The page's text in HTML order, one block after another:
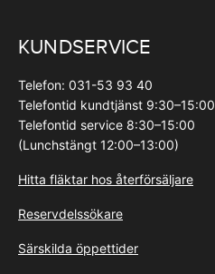
KUNDSERVICE
Telefon: 031-53 93 40
Telefontid kundtjänst 9:30–15:00
Telefontid service 8:30–15:00
(Lunchstängt 12:00–13:00)
Hitta fläktar hos återförsäljare
Reservdelssökare
Särskilda öppettider